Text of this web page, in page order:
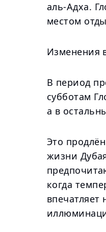
аль-Адха.
местом
Изменения
В период
субботам
а в
Это
жизни
когда